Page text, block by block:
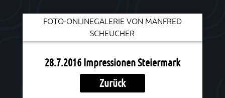
FOTO-ONLINEGALERIE VON MANFRED
SCHEUCHER
28.7.2016 Impressionen Steiermark
Zurück